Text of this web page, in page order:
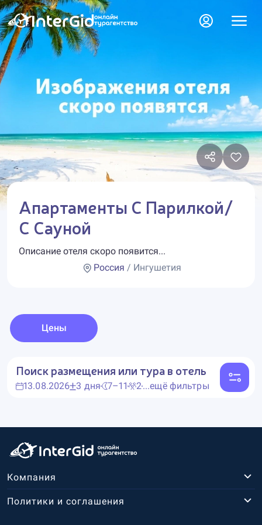
Апартаменты С Парилкой/
С Сауной
Описание отеля скоро появится...
Россия / Ингушетия
Цены
Поиск размещения или тура в отель
13.08.2026 3 дня 7–11 2...ещё фильтры
Компания
Политики и соглашения